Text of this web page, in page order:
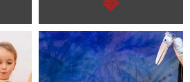
continuar